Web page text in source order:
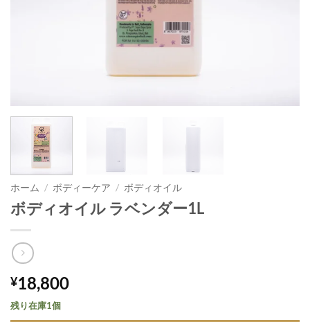
ホーム / ボディーケア / ボディオイル
ボディオイル ラベンダー1L
¥18,800
残り在庫1個